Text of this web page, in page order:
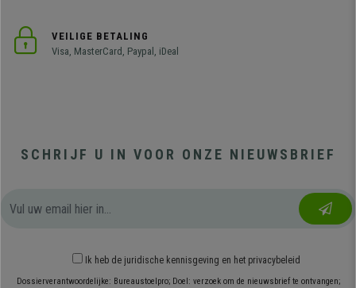
VEILIGE BETALING
Visa, MasterCard, Paypal, iDeal
SCHRIJF U IN VOOR ONZE NIEUWSBRIEF
Ik heb de juridische kennisgeving en het privacybeleid
Dossierverantwoordelijke: Bureaustoelpro; Doel: verzoek om de nieuwsbrief te ontvangen;